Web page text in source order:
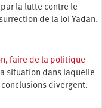
la lutte contre le
de la loi Yadan.
faire de la politique
situation dans laquelle
divergent.